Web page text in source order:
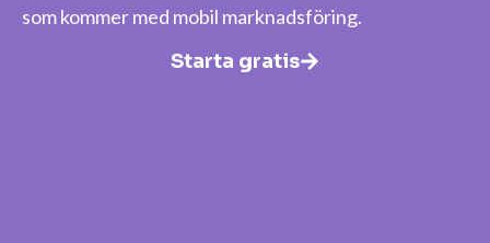
som kommer med mobil marknadsföring.
Starta gratis